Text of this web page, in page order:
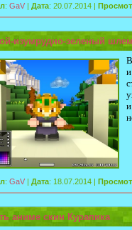
: GaV | Дата: 20.07.2014 |
изумрудно-зеленый
: GaV | Дата: 18.07.2014 |
аниме скин Курапика